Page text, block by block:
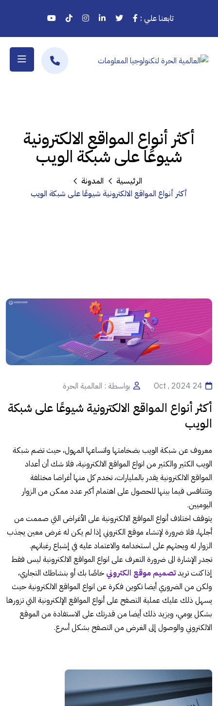
تابعنا علي :
أكثر أنواع المواقع الالكترونية
شيوعًا على شبكة الويب
الرئيسية
المدونة
أكثر أنواع المواقع الالكترونية شيوعًا على شبكة الويب
24 Oct , 2024 بواسطة : العالمية الحرة
أكثر أنواع المواقع الالكترونية شيوعًا على شبكة
الويب
معروف عن شبكة الويب بضخامتها واتساعها المهول، حيث تضم شبكة
الويب الكثير والكثير من انواع المواقع الالكترونية، فلا شك أن أعداد
المواقع الالكترونية يقدر بالمليارات، تخدم كل منها أغراضا مختلفة
وتتنافس فيما بينها للحصول على اهتمام أكبر عدد ممكن من الزوار
اليوميين.
يتوقف اختلاف أنواع المواقع الالكترونية على الأغراض التي صممت من
أجلها، فلا ضرورة لإنشاء موقع الكتروني إذا لم يكن له غرض معين يجذب
الزوار له ويحثهم على استخدامه والاعتماد عليه في إشباع رغباتهم.
تجدر الإشارة الى ضرورة التعرف على انواع المواقع الالكترونية ليس فقط
إذا كنت تريدتصميم موقع الكتروني خاصًا بك أو بنشاطك التجاري،
ولكن من الضروري أيضا تكوين فكرة عن انواع المواقع الالكترونية حيث
يسهل ذلك عليك عملية التصفح على أنواع المواقع الإلكترونية التي تزورها
بشكل يومي، ويزيد ذلك أيضا من قدرتك على الاستفادة من الموقع
الالكتروني والوصول إلى الغرض من التصفح بشكل أسرع.